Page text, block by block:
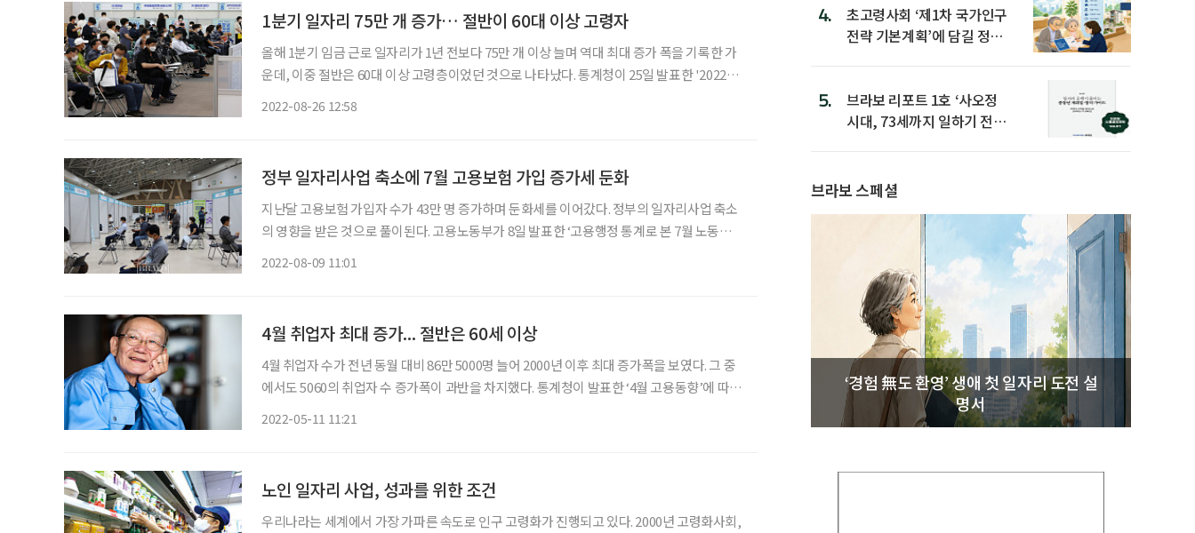
1분기 일자리 75만 개 증가… 절반이 60대 이상 고령자
올해 1분기 임금 근로 일자리가 1년 전보다 75만 개 이상 늘며 역대 최대 증가 폭을 기록한 가
운데, 이중 절반은 60대 이상 고령층이었던 것으로 나타났다. 통계청이 25일 발표한 '2022년
2022-08-26 12:58
정부 일자리사업 축소에 7월 고용보험 가입 증가세 둔화
지난달 고용보험 가입자 수가 43만 명 증가하며 둔화세를 이어갔다. 정부의 일자리사업 축소
의 영향을 받은 것으로 풀이된다. 고용노동부가 8일 발표한 ‘고용행정 통계로 본 7월 노동시장
2022-08-09 11:01
4월 취업자 최대 증가... 절반은 60세 이상
4월 취업자 수가 전년 동월 대비 86만 5000명 늘어 2000년 이후 최대 증가폭을 보였다. 그 중
에서도 5060의 취업자 수 증가폭이 과반을 차지했다. 통계청이 발표한 ‘4월 고용동향’에 따르
2022-05-11 11:21
노인 일자리 사업, 성과를 위한 조건
우리나라는 세계에서 가장 가파른 속도로 인구 고령화가 진행되고 있다. 2000년 고령화사회,
4.
초고령사회 ‘제1차 국가인구
전략 기본계획’에 담길 정책
5.
브라보 리포트 1호 ‘사오정
시대, 73세까지 일하기 전략’
브라보 스페셜
‘경험 無도 환영’ 생애 첫 일자리 도전 설
명서